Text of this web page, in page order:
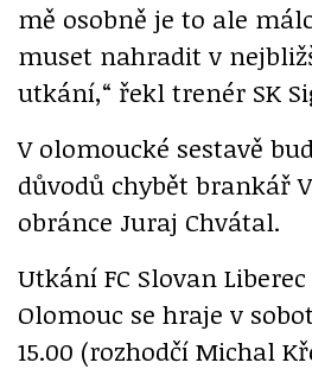
mě osobně je to ale
muset nahradit v
utkání,“ řekl trenér SK
V olomoucké sestavě
důvodů chybět brankář
obránce Juraj Chvátal.
Utkání FC Slovan
Olomouc se hraje v
15.00 (rozhodčí Michal